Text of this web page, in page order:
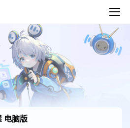
电脑版